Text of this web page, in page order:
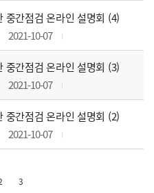
중간점검 온라인 설명회 (4)
2021-10-07
중간점검 온라인 설명회 (3)
2021-10-07
중간점검 온라인 설명회 (2)
2021-10-07
3